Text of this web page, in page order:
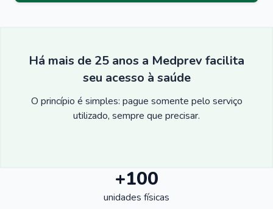
Há mais de 25 anos a Medprev facilita
seu acesso à saúde
O princípio é simples: pague somente pelo serviço
utilizado, sempre que precisar.
+100
unidades físicas